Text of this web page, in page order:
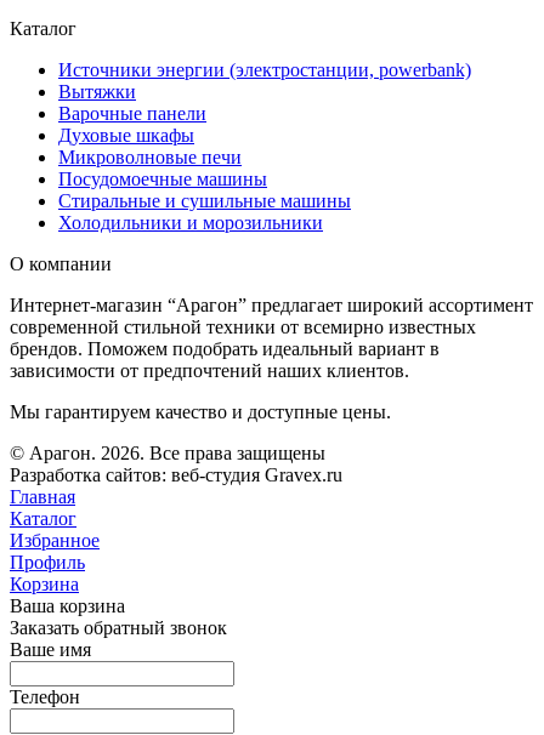
Каталог
Источники энергии (электростанции, powerbank)
Вытяжки
Варочные панели
Духовые шкафы
Микроволновые печи
Посудомоечные машины
Стиральные и сушильные машины
Холодильники и морозильники
О компании
Интернет-магазин “Арагон” предлагает широкий ассортимент
современной стильной техники от всемирно известных
брендов. Поможем подобрать идеальный вариант в
зависимости от предпочтений наших клиентов.
Мы гарантируем качество и доступные цены.
© Арагон. 2026. Все права защищены
Разработка сайтов: веб-студия Gravex.ru
Главная
Каталог
Избранное
Профиль
Корзина
Ваша корзина
Заказать обратный звонок
Ваше имя
Телефон